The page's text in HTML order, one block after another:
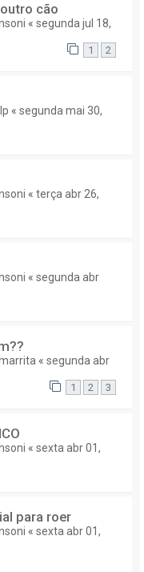
cão
« segunda jul 18,
1 2
« segunda mai 30,
« terça abr 26,
« segunda abr
« segunda abr
1 2 3
« sexta abr 01,
para roer
« sexta abr 01,